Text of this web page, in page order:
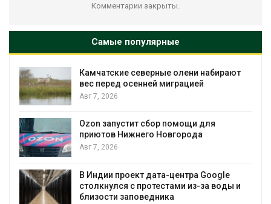
Комментарии закрыты.
Самые популярные
Камчатские северные олени набирают
вес перед осенней миграцией
Авг 7, 2026
Ozon запустит сбор помощи для
приютов Нижнего Новгорода
Авг 7, 2026
В Индии проект дата-центра Google
столкнулся с протестами из-за воды и
близости заповедника